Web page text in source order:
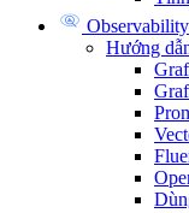
Observability
Hướng